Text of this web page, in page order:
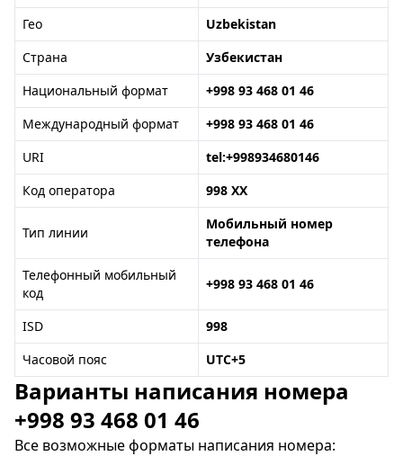
Гео
Uzbekistan
Страна
Узбекистан
Национальный формат
+998 93 468 01 46
Международный формат
+998 93 468 01 46
URI
tel:+998934680146
Код оператора
998 XX
Тип линии
Мобильный номер
телефона
Телефонный мобильный
код
+998 93 468 01 46
ISD
998
Часовой пояс
UTC+5
Варианты написания номера
+998 93 468 01 46
Все возможные форматы написания номера: